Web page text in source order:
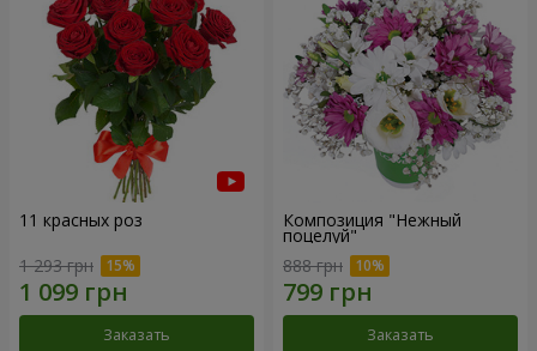
11 красных роз
1 293 грн
Заказать
Композиция "Нежный
поцелуй"
888 грн
Заказать